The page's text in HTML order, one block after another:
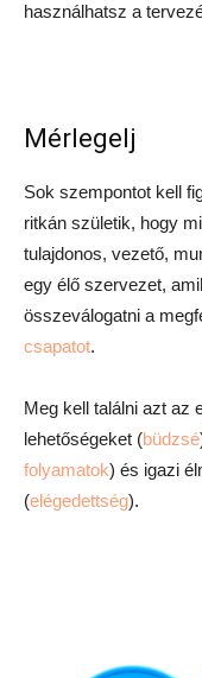
használhatsz a
Mérlegelj
Sok szempontot kell
ritkán születik, hogy
tulajdonos, vezető,
egy élő szervezet,
összeválogatni a
csapatot.
Meg kell találni azt az
lehetőségeket (büdzsé
folyamatok) és igazi
(elégedettség).